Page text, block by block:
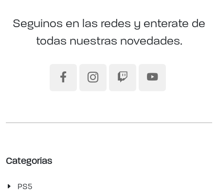
Seguinos en las redes y enterate de
todas nuestras novedades.
Categorías
PS5